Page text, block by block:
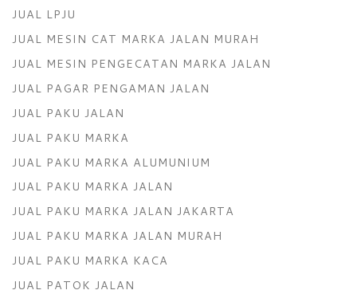
JUAL LPJU
JUAL MESIN CAT MARKA JALAN MURAH
JUAL MESIN PENGECATAN MARKA JALAN
JUAL PAGAR PENGAMAN JALAN
JUAL PAKU JALAN
JUAL PAKU MARKA
JUAL PAKU MARKA ALUMUNIUM
JUAL PAKU MARKA JALAN
JUAL PAKU MARKA JALAN JAKARTA
JUAL PAKU MARKA JALAN MURAH
JUAL PAKU MARKA KACA
JUAL PATOK JALAN